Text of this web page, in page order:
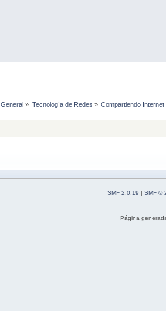
General » Tecnología de Redes » Compartiendo
SMF 2.0.19 | SMF ©
Página